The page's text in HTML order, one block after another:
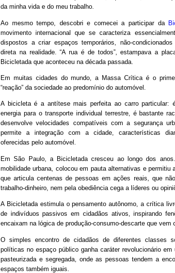
da minha vida e do meu trabalho.
Ao mesmo tempo, descobri e comecei a participar da
movimento internacional que se caracteriza
dispostos a criar espaços temporários, não-
direta na realidade. “A rua é de todos”, estampava a
Bicicletada que aconteceu na década passada.
Em muitas cidades do mundo, a Massa Crítica é o
“reação” da sociedade ao predomínio do automóvel.
A bicicleta é a antítese mais perfeita ao carro particular:
energia para o transporte individual terrestre, é bastante
desenvolve velocidades compatíveis com a segurança
permite a integração com a cidade, características
oferecidas pelo automóvel.
Em São Paulo, a Bicicletada cresceu ao longo dos
mobilidade urbana, colocou em pauta alternativas e permitiu
que articula centenas de pessoas em ações reais, que
trabalho-dinheiro, nem pela obediência cega a líderes ou
A Bicicletada estimula o pensamento autônomo, a crítica
de indivíduos passivos em cidadãos ativos, inspirando
encaixam na lógica de produção-consumo-descarte que vem
O simples encontro de cidadãos de diferentes classes
políticas no espaço público ganha caráter revolucionário
pasteurizada e segregada, onde as pessoas tendem a
espaços também iguais.